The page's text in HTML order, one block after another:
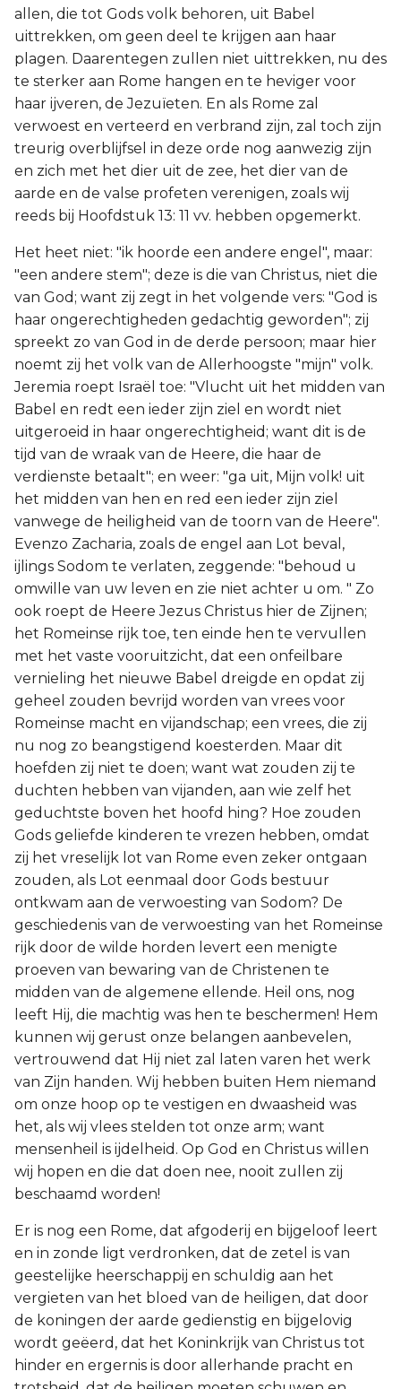
allen, die tot Gods volk behoren, uit Babel
uittrekken, om geen deel te krijgen aan haar
plagen. Daarentegen zullen niet uittrekken, nu des
te sterker aan Rome hangen en te heviger voor
haar ijveren, de Jezuïeten. En als Rome zal
verwoest en verteerd en verbrand zijn, zal toch zijn
treurig overblijfsel in deze orde nog aanwezig zijn
en zich met het dier uit de zee, het dier van de
aarde en de valse profeten verenigen, zoals wij
reeds bij Hoofdstuk 13: 11 vv. hebben opgemerkt.
Het heet niet: "ik hoorde een andere engel", maar:
"een andere stem"; deze is die van Christus, niet die
van God; want zij zegt in het volgende vers: "God is
haar ongerechtigheden gedachtig geworden"; zij
spreekt zo van God in de derde persoon; maar hier
noemt zij het volk van de Allerhoogste "mijn" volk.
Jeremia roept Israël toe: "Vlucht uit het midden van
Babel en redt een ieder zijn ziel en wordt niet
uitgeroeid in haar ongerechtigheid; want dit is de
tijd van de wraak van de Heere, die haar de
verdienste betaalt"; en weer: "ga uit, Mijn volk! uit
het midden van hen en red een ieder zijn ziel
vanwege de heiligheid van de toorn van de Heere".
Evenzo Zacharia, zoals de engel aan Lot beval,
ijlings Sodom te verlaten, zeggende: "behoud u
omwille van uw leven en zie niet achter u om. " Zo
ook roept de Heere Jezus Christus hier de Zijnen;
het Romeinse rijk toe, ten einde hen te vervullen
met het vaste vooruitzicht, dat een onfeilbare
vernieling het nieuwe Babel dreigde en opdat zij
geheel zouden bevrijd worden van vrees voor
Romeinse macht en vijandschap; een vrees, die zij
nu nog zo beangstigend koesterden. Maar dit
hoefden zij niet te doen; want wat zouden zij te
duchten hebben van vijanden, aan wie zelf het
geduchtste boven het hoofd hing? Hoe zouden
Gods geliefde kinderen te vrezen hebben, omdat
zij het vreselijk lot van Rome even zeker ontgaan
zouden, als Lot eenmaal door Gods bestuur
ontkwam aan de verwoesting van Sodom? De
geschiedenis van de verwoesting van het Romeinse
rijk door de wilde horden levert een menigte
proeven van bewaring van de Christenen te
midden van de algemene ellende. Heil ons, nog
leeft Hij, die machtig was hen te beschermen! Hem
kunnen wij gerust onze belangen aanbevelen,
vertrouwend dat Hij niet zal laten varen het werk
van Zijn handen. Wij hebben buiten Hem niemand
om onze hoop op te vestigen en dwaasheid was
het, als wij vlees stelden tot onze arm; want
mensenheil is ijdelheid. Op God en Christus willen
wij hopen en die dat doen nee, nooit zullen zij
beschaamd worden!
Er is nog een Rome, dat afgoderij en bijgeloof leert
en in zonde ligt verdronken, dat de zetel is van
geestelijke heerschappij en schuldig aan het
vergieten van het bloed van de heiligen, dat door
de koningen der aarde gedienstig en bijgelovig
wordt geëerd, dat het Koninkrijk van Christus tot
hinder en ergernis is door allerhande pracht en